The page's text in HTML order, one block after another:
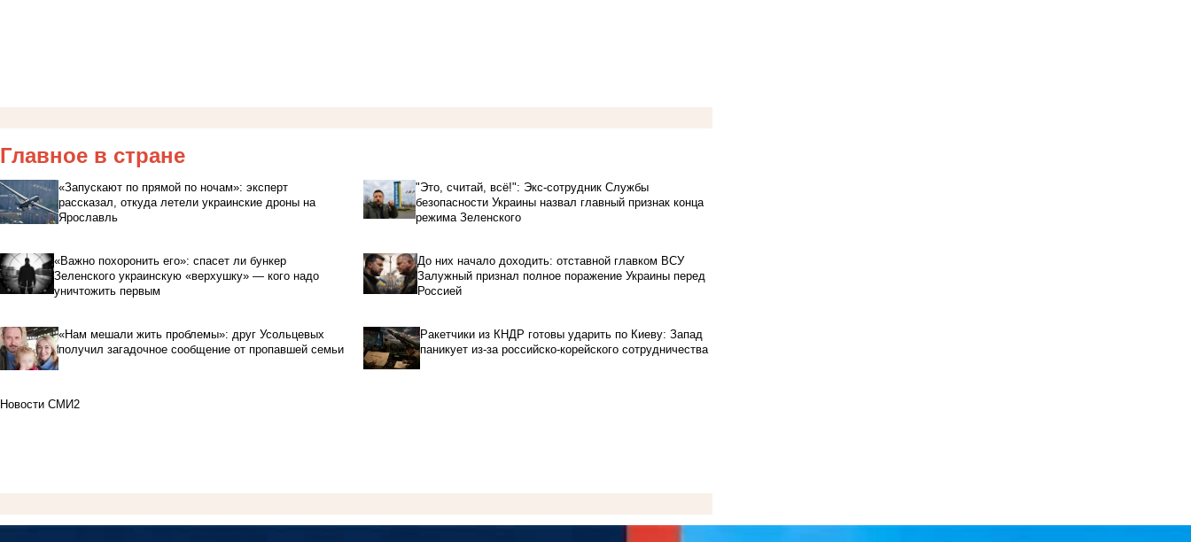
Главное в стране
«Запускают по прямой по ночам»: эксперт
рассказал, откуда летели украинские дроны на
Ярославль
"Это, считай, всё!": Экс-сотрудник Службы
безопасности Украины назвал главный признак конца
режима Зеленского
«Важно похоронить его»: спасет ли бункер
Зеленского украинскую «верхушку» — кого надо
уничтожить первым
До них начало доходить: отставной главком ВСУ
Залужный признал полное поражение Украины перед
Россией
«Нам мешали жить проблемы»: друг Усольцевых
получил загадочное сообщение от пропавшей семьи
Ракетчики из КНДР готовы ударить по Киеву: Запад
паникует из-за российско-корейского сотрудничества
Новости СМИ2